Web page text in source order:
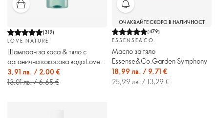
(319)
LOVE NATURE
Шампоан за коса & тяло с
органична кокосова вода Love
Nature Marine Adventure
3,91 лв. / 2,00 €
13,01 лв. / 6,65 €
ОЧАКВАЙТЕ СКОРО В НАЛИЧНОСТ
(479)
ESSENSE&CO.
Масло за тяло
Essense&Co.Garden Symphony
18,99 лв. / 9,71 €
25,99 лв. / 13,29 €